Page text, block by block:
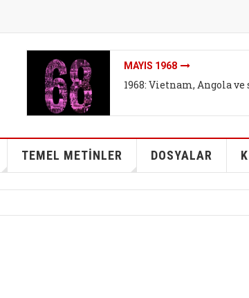
MAYIS 1968
1968: Vietnam, Angola ve
TEMEL METİNLER DOSYALAR